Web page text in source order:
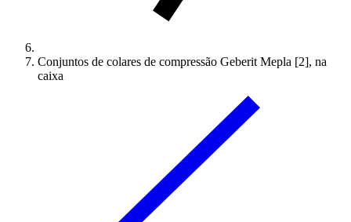
Conjuntos de colares de compressão Geberit Mepla [2], na
caixa